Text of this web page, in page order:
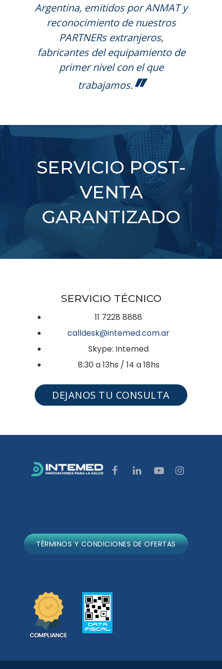
Argentina, emitidos por ANMAT y
reconocimiento de nuestros
PARTNERs extranjeros,
fabricantes del equipamiento de
primer nivel con el que
trabajamos.”
SERVICIO POST-
VENTA
GARANTIZADO
SERVICIO TÉCNICO
11 7228 8888
calldesk@intemed.com.ar
Skype: Intemed
8:30 a 13hs / 14 a 18hs
DEJANOS TU CONSULTA
TÉRMINOS Y CONDICIONES DE OFERTAS